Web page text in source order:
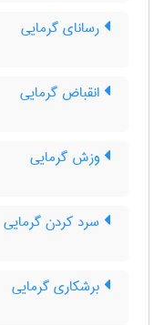
رسانای گرمایی
انقباض گرمایی
وزش گرمایی
سرد کردن گرمایی
برشکاری گرمایی